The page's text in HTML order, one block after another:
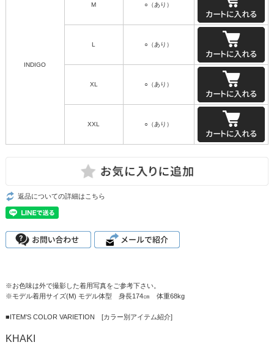
INDIGO
M ○（あり）
L ○（あり）
XL ○（あり）
XXL ○（あり）
返品についての詳細はこちら
※お色味は外で撮影した着用写真をご参考下さい。
※モデル着用サイズ(M) モデル体型 身長174㎝ 体重68kg
■ITEM'S COLOR VARIETION [カラー別アイテム紹介]
KHAKI